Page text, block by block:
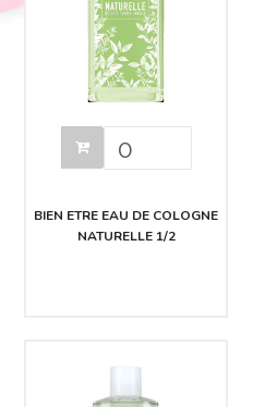
BIEN ETRE EAU DE COLOGNE
NATURELLE 1/2